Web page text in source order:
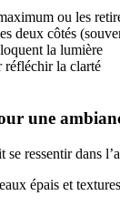
ou les
deux côtés
la lumière
la clarté
une
ressentir dans
épais et